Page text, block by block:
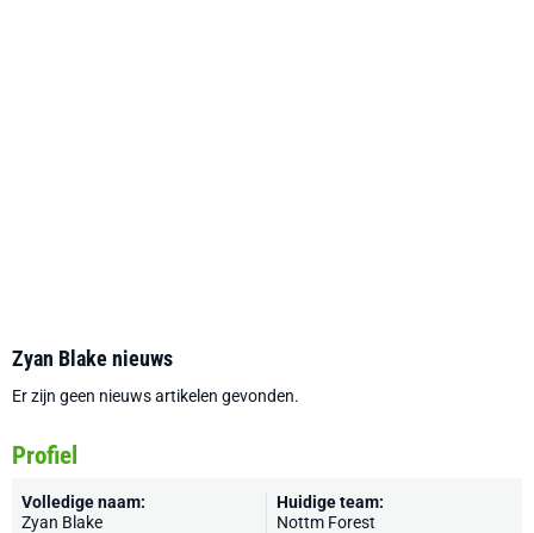
Zyan Blake nieuws
Er zijn geen nieuws artikelen gevonden.
Profiel
Volledige naam:
Zyan Blake
Huidige team:
Nottm Forest